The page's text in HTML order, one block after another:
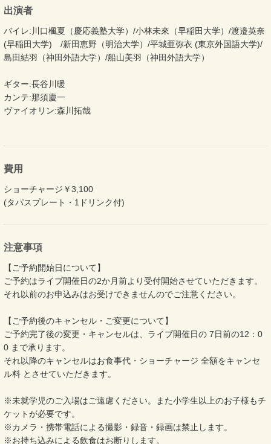
出演者
バイレ:川口楓夏（慶応義塾大学）/小林未來（早稲田大学）/渡邉英奈
(早稲田大学) /新田恵野（明治大学）/平城亜弥衣 (東京外国語大学)/
島田結羽（神田外語大学）/船山美羽（神田外語大学）
ギター:長谷川暖
カンテ:那須慶一
ヴァイオリン:森川拓哉
費用
ショーチャージ￥3,100
(タパスプレート・1ドリンク付)
注意事項
【ご予約開始日について】
ご予約はライブ開催日の2か月前より受付開始させていただきます。
それ以前のお申込みはお受けできませんのでご注意ください。
【ご予約後のキャンセル・ご変更について】
ご予約完了後の変更・キャンセルは、ライブ開催日の 7日前の12：0
0 まで承ります。
それ以降のキャンセルはお食事代・ショーチャージ 全額をキャンセ
ル料 とさせていただきます。
※未就学児のご入場はご遠慮ください。また小学生以上のお子様もチ
ケットが必要です。
※カメラ・携帯電話による撮影・録音・録画は禁止します。
​​​​​​​※お持ち込みによる飲食はお断りします。